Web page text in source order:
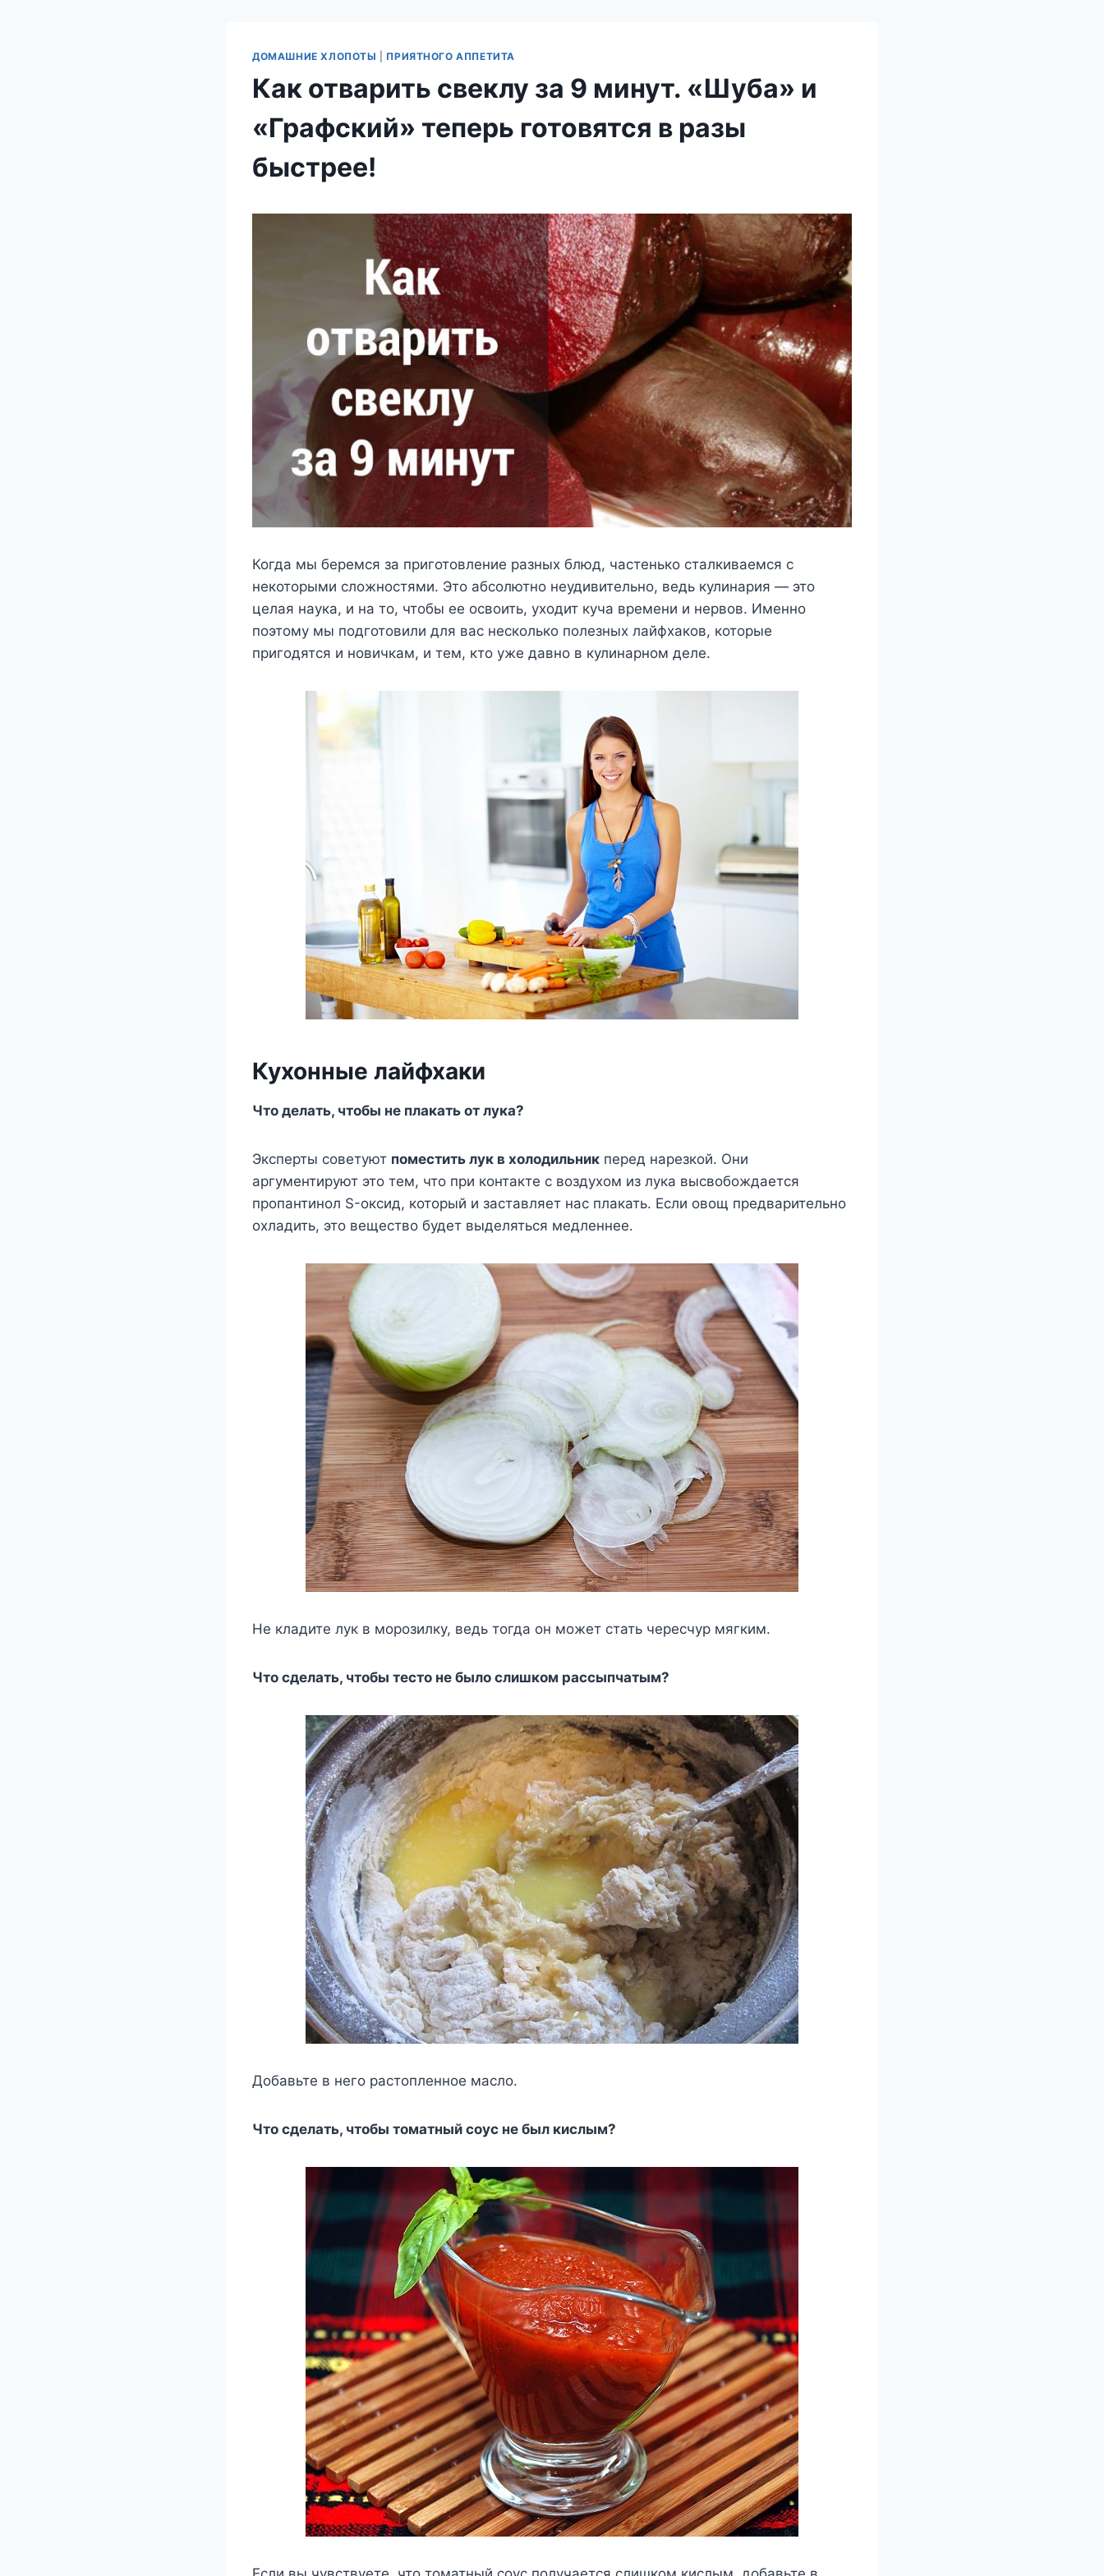
ДОМАШНИЕ ХЛОПОТЫ ПРИЯТНОГО АППЕТИТА
Как отварить свеклу за 9 минут. «Шуба» и
«Графский» теперь готовятся в разы
быстрее!
Когда мы беремся за приготовление разных блюд, частенько сталкиваемся с
некоторыми сложностями. Это абсолютно неудивительно, ведь кулинария — это
целая наука, и на то, чтобы ее освоить, уходит куча времени и нервов. Именно
поэтому мы подготовили для вас несколько полезных лайфхаков, которые
пригодятся и новичкам, и тем, кто уже давно в кулинарном деле.
Кухонные лайфхаки
Что делать, чтобы не плакать от лука?
Эксперты советуют поместить лук в холодильник перед нарезкой. Они
аргументируют это тем, что при контакте с воздухом из лука высвобождается
пропантинол S-оксид, который и заставляет нас плакать. Если овощ предварительно
охладить, это вещество будет выделяться медленнее.
Не кладите лук в морозилку, ведь тогда он может стать чересчур мягким.
Что сделать, чтобы тесто не было слишком рассыпчатым?
Добавьте в него растопленное масло.
Что сделать, чтобы томатный соус не был кислым?